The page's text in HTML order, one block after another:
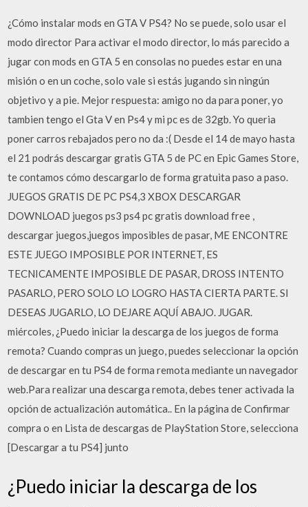
¿Cómo instalar mods en GTA V PS4? No se puede, solo usar el
modo director Para activar el modo director, lo más parecido a
jugar con mods en GTA 5 en consolas no puedes estar en una
misión o en un coche, solo vale si estás jugando sin ningún
objetivo y a pie. Mejor respuesta: amigo no da para poner, yo
tambien tengo el Gta V en Ps4 y mi pc es de 32gb. Yo queria
poner carros rebajados pero no da :( Desde el 14 de mayo hasta
el 21 podrás descargar gratis GTA 5 de PC en Epic Games Store,
te contamos cómo descargarlo de forma gratuita paso a paso.
JUEGOS GRATIS DE PC PS4,3 XBOX DESCARGAR
DOWNLOAD juegos ps3 ps4 pc gratis download free ,
descargar juegos,juegos imposibles de pasar, ME ENCONTRE
ESTE JUEGO IMPOSIBLE POR INTERNET, ES
TECNICAMENTE IMPOSIBLE DE PASAR, DROSS INTENTO
PASARLO, PERO SOLO LO LOGRO HASTA CIERTA PARTE. SI
DESEAS JUGARLO, LO DEJARE AQUÍ ABAJO. JUGAR.
miércoles, ¿Puedo iniciar la descarga de los juegos de forma
remota? Cuando compras un juego, puedes seleccionar la opción
de descargar en tu PS4 de forma remota mediante un navegador
web.Para realizar una descarga remota, debes tener activada la
opción de actualización automática.. En la página de Confirmar
compra o en Lista de descargas de PlayStation Store, selecciona
[Descargar a tu PS4] junto
¿Puedo iniciar la descarga de los